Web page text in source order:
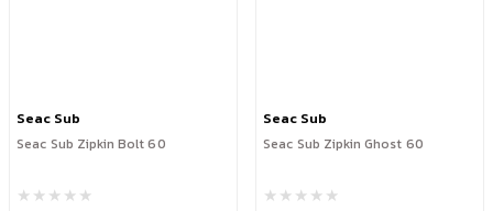
Seac Sub
Seac Sub Zipkin Bolt 60
Seac Sub
Seac Sub Zipkin Ghost 60